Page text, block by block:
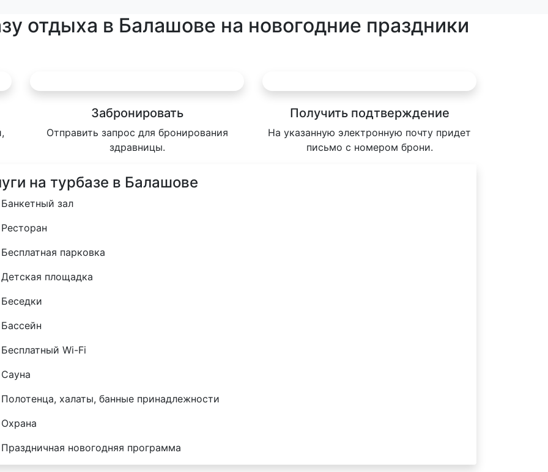
отдыха в Балашове на новогодние праздники
Забронировать
Отправить запрос для бронирования
здравницы.
Получить подтверждение
На указанную электронную почту придет
письмо с номером брони.
на турбазе в Балашове
Банкетный зал
Ресторан
Бесплатная парковка
Детская площадка
Беседки
Бассейн
Бесплатный Wi-Fi
Сауна
Полотенца, халаты, банные принадлежности
Охрана
Праздничная новогодняя программа